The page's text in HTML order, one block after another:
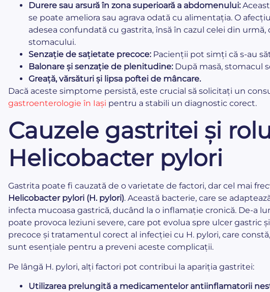
Durere sau arsură în zona superioară a abdomenului:
se poate ameliora sau agrava odată cu alimentația. O
adesea confundată cu gastrita, însă în cazul celei din
stomacului.
Senzație de sațietate precoce:Pacienții pot simți că s-au
Balonare și senzație de plenitudine:După masă, stomacul
Greață, vărsături și lipsa poftei de mâncare.
Dacă aceste simptome persistă, este crucial să solicitați un
gastroenterologie în Iași pentru a stabili un diagnostic corect.
Cauzele gastritei și
Helicobacter pylori
Gastrita poate fi cauzată de o varietate de factori, dar cel mai
Helicobacter pylori (H. pylori). Această bacterie, care se
infecta mucoasa gastrică, ducând la o inflamație cronică. De-a
poate provoca leziuni severe, care pot evolua spre ulcer gastric
precoce și tratamentul corect al infecției cu H. pylori, care
sunt esențiale pentru a preveni aceste complicații.
Pe lângă H. pylori, alți factori pot contribui la apariția gastritei:
Utilizarea prelungită a medicamentelor antiinflamatorii